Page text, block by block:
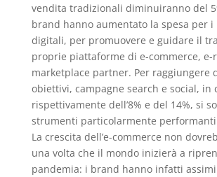
vendita tradizionali diminuiranno del
brand hanno aumentato la spesa per i
digitali, per promuovere e guidare il
proprie piattaforme di e-commerce, e-
marketplace partner. Per raggiungere
obiettivi, campagne search e social, in
rispettivamente dell’8% e del 14%, si
strumenti particolarmente
La crescita dell’e-commerce non
una volta che il mondo inizierà a
pandemia: i brand hanno infatti